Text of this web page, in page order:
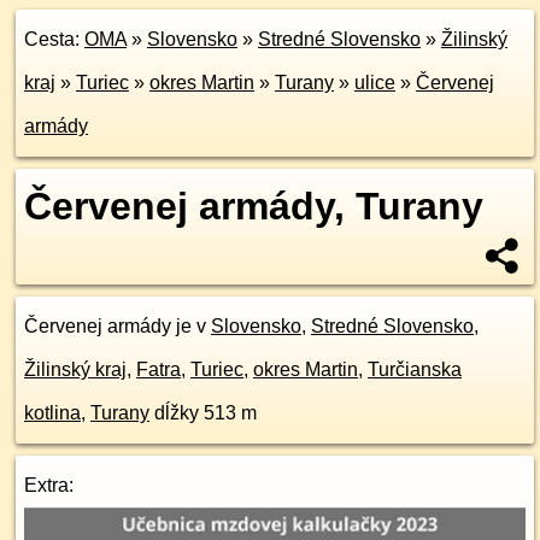
Cesta: OMA» Slovensko » Stredné Slovensko » Žilinský
kraj » Turiec » okres Martin » Turany » ulice » Červenej
armády
Červenej armády, Turany
Červenej armády je v Slovensko, Stredné Slovensko,
Žilinský kraj, Fatra, Turiec, okres Martin, Turčianska
kotlina, Turany dĺžky 513 m
Extra: